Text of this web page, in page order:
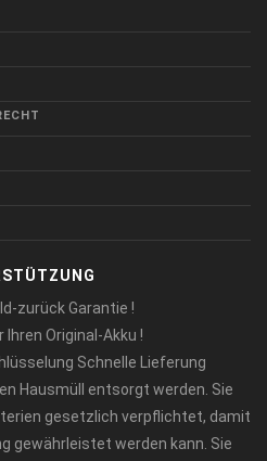
zurück Garantie !
Original-Akku !
Schnelle Lieferung
Hausmüll entsorgt werden. Sie
gesetzlich verpflichtet, damit
gewährleistet werden kann. Sie